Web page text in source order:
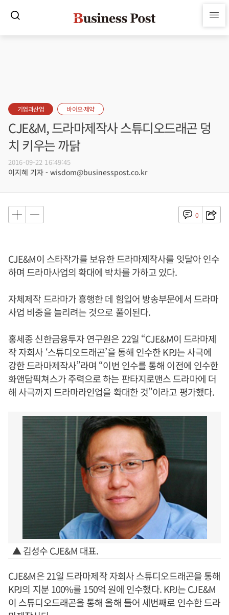
기업과산업 바이오·제약
CJE&M, 드라마제작사 스튜디오드래곤 덩
치 키우는 까닭
2016-09-22 16:49:45
이지혜 기자 - wisdom@businesspost.co.kr
0
CJE&M이 스타작가를 보유한 드라마제작사를 잇달아 인수
하며 드라마사업의 확대에 박차를 가하고 있다.
자체제작 드라마가 흥행한 데 힘입어 방송부문에서 드라마
사업 비중을 늘리려는 것으로 풀이된다.
홍세종 신한금융투자 연구원은 22일 “CJE&M이 드라마제
작 자회사 ‘스튜디오드래곤’을 통해 인수한 KPJ는 사극에
강한 드라마제작사”라며 “이번 인수를 통해 이전에 인수한
화앤담픽쳐스가 주력으로 하는 판타지로맨스 드라마에 더
해 사극까지 드라마라인업을 확대한 것”이라고 평가했다.
▲ 김성수 CJE&M 대표.
CJE&M은 21일 드라마제작 자회사 스튜디오드래곤을 통해
KPJ의 지분 100%를 150억 원에 인수했다. KPJ는 CJE&M
이 스튜디오드래곤을 통해 올해 들어 세번째로 인수한 드라